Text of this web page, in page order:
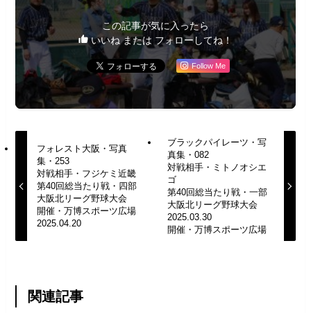
この記事が気に入ったら
いいね または フォローしてね！
Follow Me
フォレスト大阪・写真
集・253
対戦相手・フジケミ近畿
第40回総当たり戦・四部
大阪北リーグ野球大会
開催・万博スポーツ広場
2025.04.20
ブラックパイレーツ・写
真集・082
対戦相手・ミトノオシエ
ゴ
第40回総当たり戦・一部
大阪北リーグ野球大会
2025.03.30
開催・万博スポーツ広場
関連記事